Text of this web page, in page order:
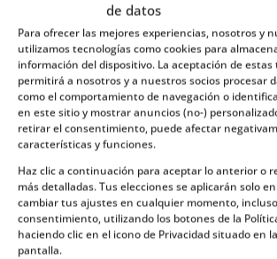
de datos
Para ofrecer las mejores experiencias, nosotros y
utilizamos tecnologías como cookies para
información del dispositivo. La aceptación de
permitirá a nosotros y a nuestros socios procesar
como el comportamiento de navegación o
en este sitio y mostrar anuncios (no-)
retirar el consentimiento, puede afectar
características y funciones.
Haz clic a continuación para aceptar lo anterior o
más detalladas. Tus elecciones se aplicarán solo
cambiar tus ajustes en cualquier momento,
consentimiento, utilizando los botones de la
haciendo clic en el icono de Privacidad situado en
pantalla.
pasear. El parque no cierra,
las 24 horas del día y, por
puede acceder de forma
después de ver sus esculturas
con ganas de más, justo al
museo dedicada al famoso